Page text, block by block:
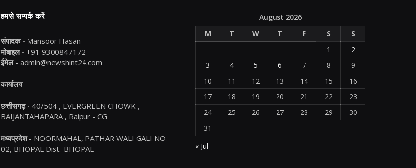
हमसे सम्पर्क करें
संपादक - Mansoor Hasan
मोबाइल - +91 9300847172
ईमेल - admin@newshint24.com
कार्यालय
छत्तीसगढ़ - 40/504 , EVERGREEN CHOWK ,
BAIJANTAHAPARA , Raipur - CG
मध्यप्रदेश - NOORMAHAL, PATHAR WALI GALI NO.
02, BHOPAL Dist.-BHOPAL
August 2026
M
T W T F S
S
1
2
3
4 5 6 7 8
9
10
11 12 13 14 15
16
17
18 19 20 21 22
23
24
25 26 27 28 29
30
31
« Jul